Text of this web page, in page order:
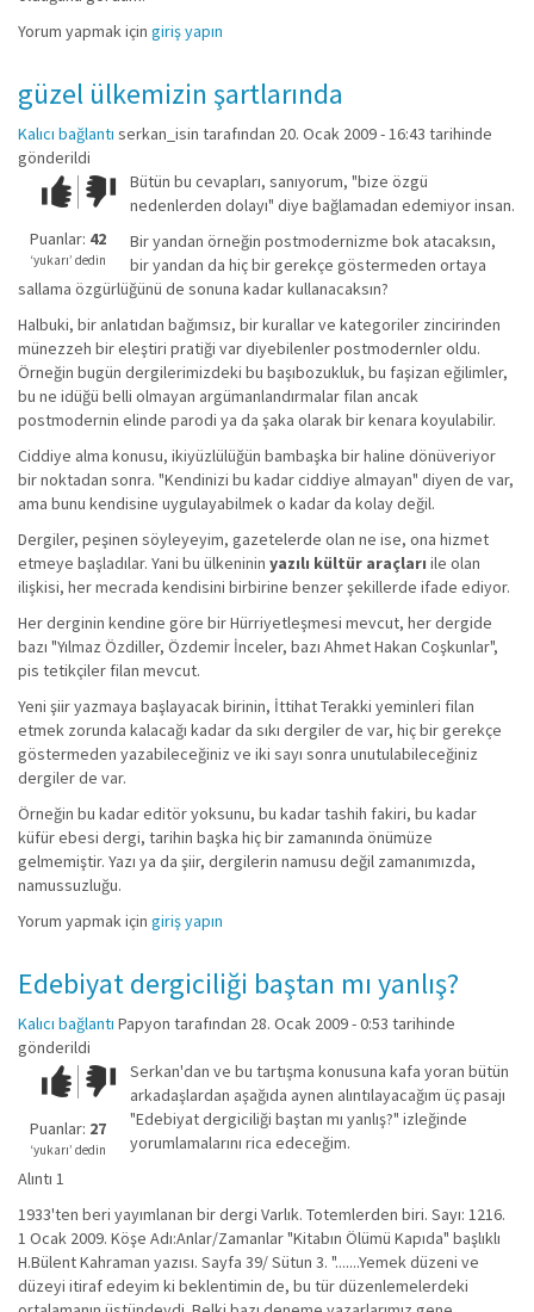
Yorum yapmak için giriş yapın
güzel ülkemizin şartlarında
Kalıcı bağlantı serkan_isin tarafından 20. Ocak 2009 - 16:43 tarihinde
gönderildi
Çok iyi!O
kadar
iyi
değil!
Puanlar: 42
‘yukarı’ dedin
Bütün bu cevapları, sanıyorum, "bize özgü
nedenlerden dolayı" diye bağlamadan edemiyor insan.
Bir yandan örneğin postmodernizme bok atacaksın,
bir yandan da hiç bir gerekçe göstermeden ortaya
sallama özgürlüğünü de sonuna kadar kullanacaksın?
Halbuki, bir anlatıdan bağımsız, bir kurallar ve kategoriler zincirinden
münezzeh bir eleştiri pratiği var diyebilenler postmodernler oldu.
Örneğin bugün dergilerimizdeki bu başıbozukluk, bu faşizan eğilimler,
bu ne idüğü belli olmayan argümanlandırmalar filan ancak
postmodernin elinde parodi ya da şaka olarak bir kenara koyulabilir.
Ciddiye alma konusu, ikiyüzlülüğün bambaşka bir haline dönüveriyor
bir noktadan sonra. "Kendinizi bu kadar ciddiye almayan" diyen de var,
ama bunu kendisine uygulayabilmek o kadar da kolay değil.
Dergiler, peşinen söyleyeyim, gazetelerde olan ne ise, ona hizmet
etmeye başladılar. Yani bu ülkeninin yazılı kültür araçları ile olan
ilişkisi, her mecrada kendisini birbirine benzer şekillerde ifade ediyor.
Her derginin kendine göre bir Hürriyetleşmesi mevcut, her dergide
bazı "Yılmaz Özdiller, Özdemir İnceler, bazı Ahmet Hakan Coşkunlar",
pis tetikçiler filan mevcut.
Yeni şiir yazmaya başlayacak birinin, İttihat Terakki yeminleri filan
etmek zorunda kalacağı kadar da sıkı dergiler de var, hiç bir gerekçe
göstermeden yazabileceğiniz ve iki sayı sonra unutulabileceğiniz
dergiler de var.
Örneğin bu kadar editör yoksunu, bu kadar tashih fakiri, bu kadar
küfür ebesi dergi, tarihin başka hiç bir zamanında önümüze
gelmemiştir. Yazı ya da şiir, dergilerin namusu değil zamanımızda,
namussuzluğu.
Yorum yapmak için giriş yapın
Edebiyat dergiciliği baştan mı yanlış?
Kalıcı bağlantı Papyon tarafından 28. Ocak 2009 - 0:53 tarihinde
gönderildi
Çok iyi!O
kadar
iyi
değil!
Puanlar: 27
‘yukarı’ dedin
Serkan'dan ve bu tartışma konusuna kafa yoran bütün
arkadaşlardan aşağıda aynen alıntılayacağım üç pasajı
"Edebiyat dergiciliği baştan mı yanlış?" izleğinde
yorumlamalarını rica edeceğim.
Alıntı 1
1933'ten beri yayımlanan bir dergi Varlık. Totemlerden biri. Sayı: 1216.
1 Ocak 2009. Köşe Adı:Anlar/Zamanlar "Kitabın Ölümü Kapıda" başlıklı
H.Bülent Kahraman yazısı. Sayfa 39/ Sütun 3. ".......Yemek düzeni ve
düzeyi itiraf edeyim ki beklentimin de, bu tür düzenlemelerdeki